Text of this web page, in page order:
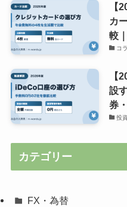
【
カ
較
コ
【
設
券
投
カテゴリー
FX・為替